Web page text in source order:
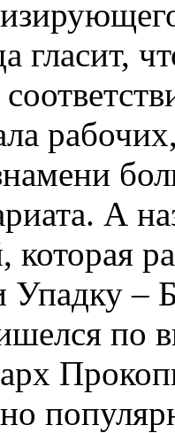
гласит,
А
которая
–
по